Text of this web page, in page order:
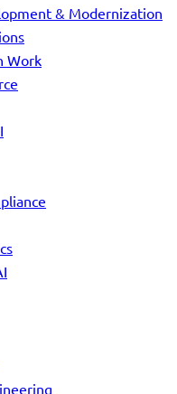
& Modernization
Work